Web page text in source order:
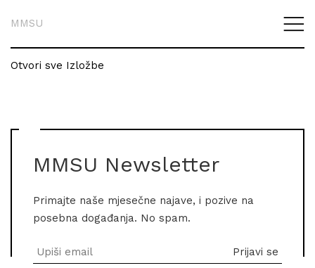
MMSU
Otvori sve Izložbe
MMSU Newsletter
Primajte naše mjesečne najave, i pozive na
posebna događanja. No spam.